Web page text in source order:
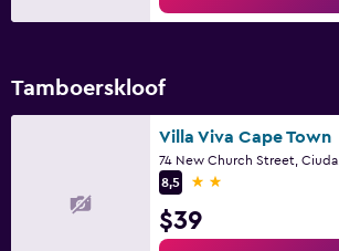
Tamboerskloof
Villa Viva Cape Town
8,5
2 estrellas
$39